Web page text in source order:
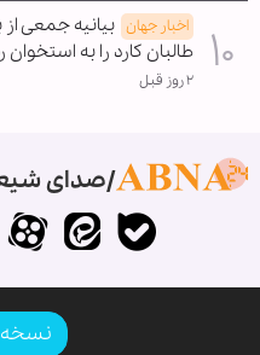
اخبار جهان بیانیه جمعی از
طالبان کارد را به
۲ روز قبل
صدای